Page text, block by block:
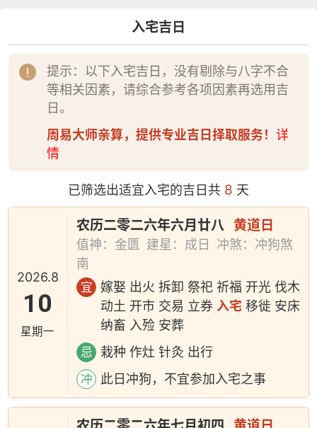
入宅吉日
提示：以下入宅吉日，没有剔除与八字不合
等相关因素，请综合参考各项因素再选用吉
日。
周易大师亲算，提供专业吉日择取服务！ 详
情
已筛选出适宜入宅的吉日共 8 天
2026.8
10
星期一
农历二零二六年六月廿八 黄道日
值神：金匮 建星：成日
冲煞：冲狗煞
南
宜
嫁娶 出火 拆卸 祭祀 祈福 开光 伐木
动土 开市 交易 立券 入宅 移徙 安床
纳畜 入殓 安葬
忌 栽种 作灶 针灸 出行
冲 此日冲狗，不宜参加入宅之事